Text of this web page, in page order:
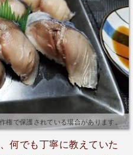
権で保護されている場合があります。
何でも丁寧に教えていた